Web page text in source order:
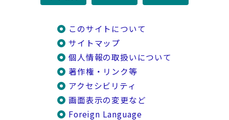
このサイトについて
サイトマップ
個人情報の取扱いについて
著作権・リンク等
アクセシビリティ
画面表示の変更など
Foreign Language